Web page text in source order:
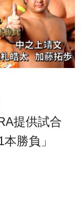
提供試合
勝負」